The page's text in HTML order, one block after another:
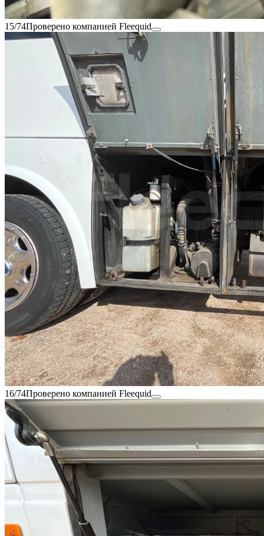
15/74Проверено компанией Fleequid
16/74Проверено компанией Fleequid